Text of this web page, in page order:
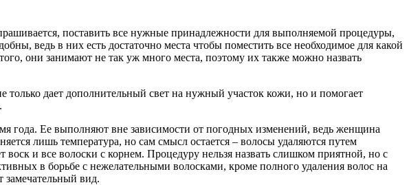
поставить все нужные принадлежности для выполняемой процедуры,
ведь в них есть достаточно места чтобы поместить все необходимое для какой
они занимают не так уж много места, поэтому их также можно назвать
только дает дополнительный свет на нужный участок кожи, но и помогает
года. Ее выполняют вне зависимости от погодных изменений, ведь женщина
лишь температура, но сам смысл остается – волосы удаляются путем
и все волоски с корнем. Процедуру нельзя назвать слишком приятной, но с
в борьбе с нежелательными волосками, кроме полного удаления волос на
замечательный вид.